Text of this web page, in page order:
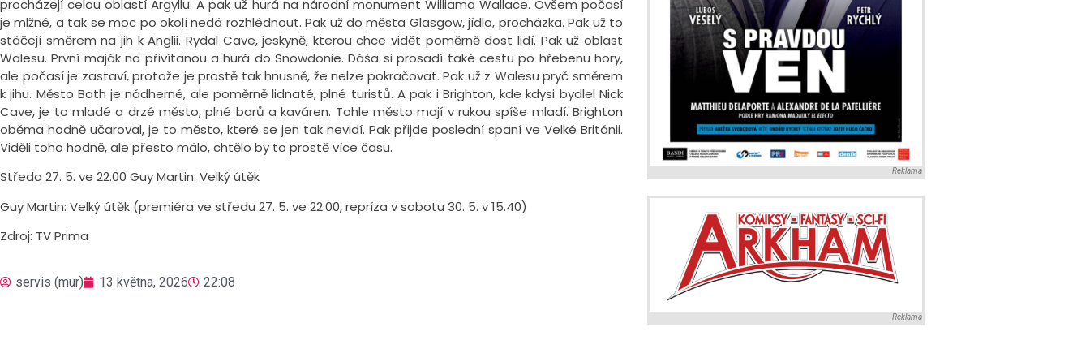
procházejí celou oblastí Argyllu. A pak už hurá na národní monument Williama Wallace. Ovšem počasí
je mlžné, a tak se moc po okolí nedá rozhlédnout. Pak už do města Glasgow, jídlo, procházka. Pak už to
stáčejí směrem na jih k Anglii. Rydal Cave, jeskyně, kterou chce vidět poměrně dost lidí. Pak už oblast
Walesu. První maják na přivítanou a hurá do Snowdonie. Dáša si prosadí také cestu po hřebenu hory,
ale počasí je zastaví, protože je prostě tak hnusně, že nelze pokračovat. Pak už z Walesu pryč směrem
k jihu. Město Bath je nádherné, ale poměrně lidnaté, plné turistů. A pak i Brighton, kde kdysi bydlel Nick
Cave, je to mladé a drzé město, plné barů a kaváren. Tohle město mají v rukou spíše mladí. Brighton
oběma hodně učaroval, je to město, které se jen tak nevidí. Pak přijde poslední spaní ve Velké Británii.
Viděli toho hodně, ale přesto málo, chtělo by to prostě více času.
Středa 27. 5. ve 22.00 Guy Martin: Velký útěk
Guy Martin: Velký útěk (premiéra ve středu 27. 5. ve 22.00, repríza v sobotu 30. 5. v 15.40)
Zdroj: TV Prima
servis (mur) 13 května, 2026 22:08
Reklama
Reklama